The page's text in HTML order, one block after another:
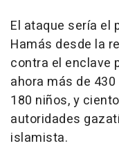
El ataque sería el
Hamás desde la
contra el enclave
ahora más de
180 niños, y
autoridades
islamista.